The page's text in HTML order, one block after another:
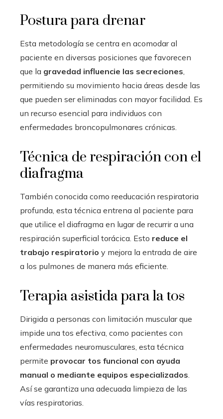
Postura para drenar
Esta metodología se centra en acomodar al
paciente en diversas posiciones que favorecen
que la gravedad influencie las secreciones,
permitiendo su movimiento hacia áreas desde las
que pueden ser eliminadas con mayor facilidad. Es
un recurso esencial para individuos con
enfermedades broncopulmonares crónicas.
Técnica de respiración con el
diafragma
También conocida como reeducación respiratoria
profunda, esta técnica entrena al paciente para
que utilice el diafragma en lugar de recurrir a una
respiración superficial torácica. Esto reduce el
trabajo respiratorio y mejora la entrada de aire
a los pulmones de manera más eficiente.
Terapia asistida para la tos
Dirigida a personas con limitación muscular que
impide una tos efectiva, como pacientes con
enfermedades neuromusculares, esta técnica
permite provocar tos funcional con ayuda
manual o mediante equipos especializados.
Así se garantiza una adecuada limpieza de las
vías respiratorias.